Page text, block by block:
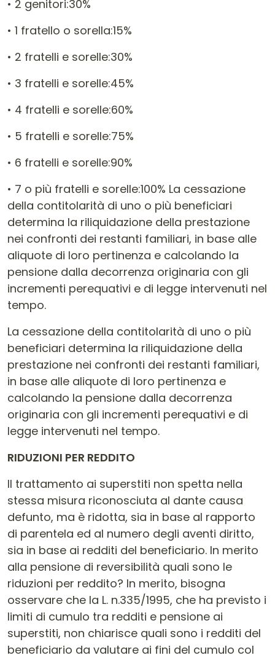
• 2 genitori:30%
• 1 fratello o sorella:15%
• 2 fratelli e sorelle:30%
• 3 fratelli e sorelle:45%
• 4 fratelli e sorelle:60%
• 5 fratelli e sorelle:75%
• 6 fratelli e sorelle:90%
• 7 o più fratelli e sorelle:100% La cessazione
della contitolarità di uno o più beneficiari
determina la riliquidazione della prestazione
nei confronti dei restanti familiari, in base alle
aliquote di loro pertinenza e calcolando la
pensione dalla decorrenza originaria con gli
incrementi perequativi e di legge intervenuti nel
tempo.
La cessazione della contitolarità di uno o più
beneficiari determina la riliquidazione della
prestazione nei confronti dei restanti familiari,
in base alle aliquote di loro pertinenza e
calcolando la pensione dalla decorrenza
originaria con gli incrementi perequativi e di
legge intervenuti nel tempo.
RIDUZIONI PER REDDITO
Il trattamento ai superstiti non spetta nella
stessa misura riconosciuta al dante causa
defunto, ma è ridotta, sia in base al rapporto
di parentela ed al numero degli aventi diritto,
sia in base ai redditi del beneficiario. In merito
alla pensione di reversibilità quali sono le
riduzioni per reddito? In merito, bisogna
osservare che la L. n.335/1995, che ha previsto i
limiti di cumulo tra redditi e pensione ai
superstiti, non chiarisce quali sono i redditi del
beneficiario da valutare ai fini del cumulo col